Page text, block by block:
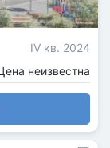
IV кв. 2024
неизвестна